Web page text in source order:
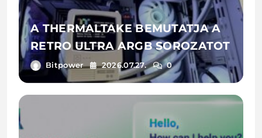
A THERMALTAKE BEMUTATJA A
RETRO ULTRA ARGB SOROZATOT
Bitpower 2026.07.27. 0